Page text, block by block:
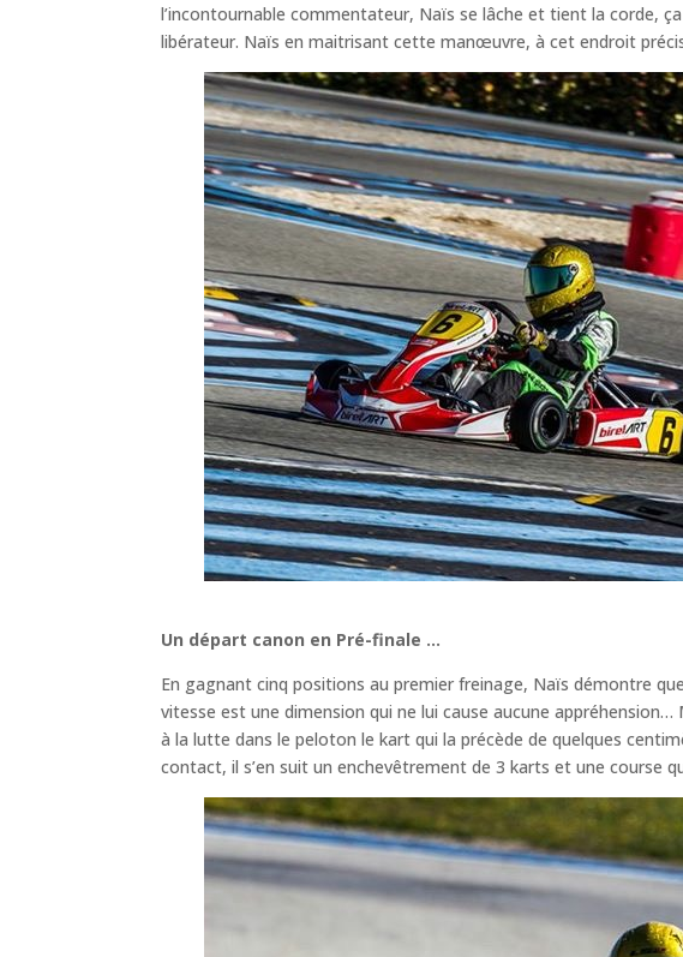
l’incontournable commentateur, Naïs se lâche et tient la corde,
libérateur. Naïs en maitrisant cette manœuvre, à cet endroit
Un départ canon en Pré-finale …
En gagnant cinq positions au premier freinage, Naïs démontre
vitesse est une dimension qui ne lui cause aucune
à la lutte dans le peloton le kart qui la précède de quelques
contact, il s’en suit un enchevêtrement de 3 karts et une course